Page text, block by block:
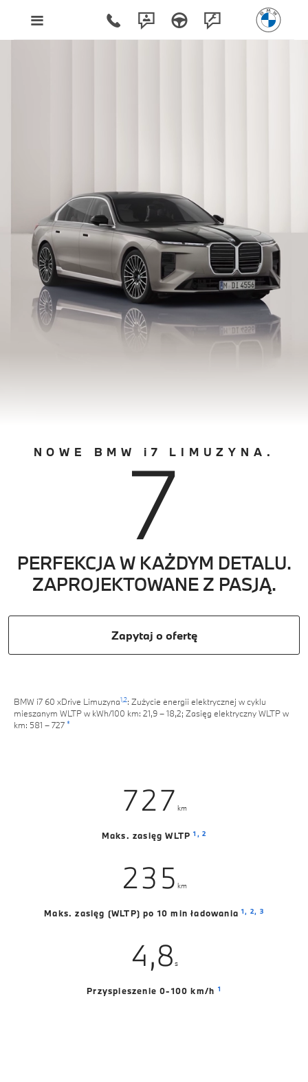
NOWE BMW i7 LIMUZYNA.
7
PERFEKCJA W KAŻDYM DETALU.
ZAPROJEKTOWANE Z PASJĄ.
Zapytaj o ofertę
Poznaj BMW i7
BMW i7 60 xDrive Limuzyna1,2: Zużycie energii elektrycznej w cyklu
mieszanym WLTP w kWh/100 km: 21,9 – 18,2; Zasięg elektryczny WLTP w
km: 581 – 727 *
0
1
2
3
4
7
8
2
3
5
6
7
8
9
0
1
2
4
7
8
km
Maks. zasięg WLTP1, 2
0
1
2
3
5
6
0
1
2
3
4
6
7
2
3
4
5
6
8
9
km
Maks. zasięg (WLTP) po 10 min ładowania1, 2, 3
0
1
2
3
4
5
,
2
3
4
5
6
7
8
9
s
Przyspieszenie 0-100 km/h 1